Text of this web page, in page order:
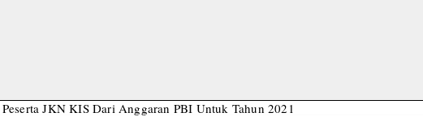
JKN KIS Dari Anggaran PBI Untuk Tahun 2021